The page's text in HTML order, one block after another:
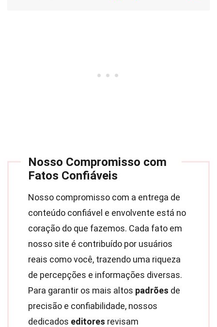
Nosso Compromisso com
Fatos Confiáveis
Nosso compromisso com a entrega de
conteúdo confiável e envolvente está no
coração do que fazemos. Cada fato em
nosso site é contribuído por usuários
reais como você, trazendo uma riqueza
de percepções e informações diversas.
Para garantir os mais altos padrões de
precisão e confiabilidade, nossos
dedicados editores revisam